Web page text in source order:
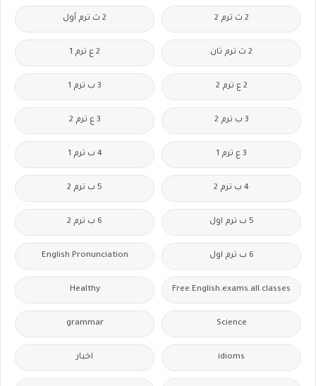
2 ث ترم 2 2 ث ترم أول
2 ث ترم ثان 2 ع ترم 1
2 ع ترم 2 3 ب ترم 1
3 ب ترم 2 3 ع ترم 2
3 ع ترم 1 4 ب ترم 1
4 ب ترم 2 5 ب ترم 2
5 ب ترم اول 6 ب ترم 2
6 ب ترم اول English Pronunciation
Free.English.exams.all.classes
Healthy
Science
grammar
idioms اخبار